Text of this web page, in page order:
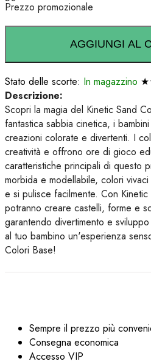
Prezzo promozionale
AGGIUNGI AL
Stato delle scorte: In magazzino
Descrizione:
Scopri la magia del Kinetic Sand
fantastica sabbia cinetica, i
creazioni colorate e divertenti. I
creatività e offrono ore di gioco
caratteristiche principali di questo
morbida e modellabile, colori
e si pulisce facilmente. Con
potranno creare castelli, forme e
garantendo divertimento e
al tuo bambino un'esperienza
Colori Base!
Sempre il prezzo più
Consegna economica
Accesso VIP